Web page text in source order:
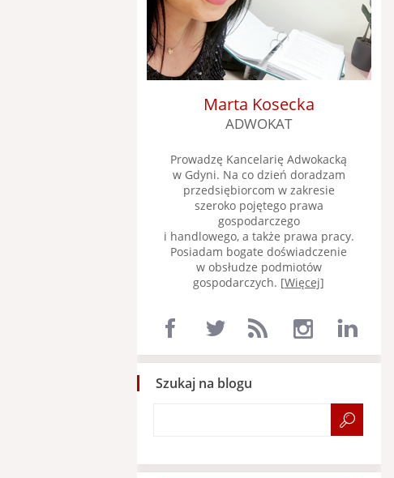
Marta Kosecka
ADWOKAT
Prowadzę Kancelarię Adwokacką
w Gdyni. Na co dzień doradzam
przedsiębiorcom w zakresie
szeroko pojętego prawa
gospodarczego
i handlowego, a także prawa pracy.
Posiadam bogate doświadczenie
w obsłudze podmiotów
gospodarczych. [Więcej]
Szukaj na blogu